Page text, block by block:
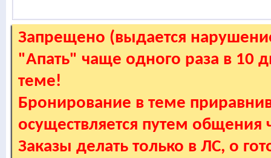
Запрещено (выдается
"Апать" чаще одного раза в 10
теме!
Бронирование в теме
осуществляется путем
Заказы делать только в ЛС, о